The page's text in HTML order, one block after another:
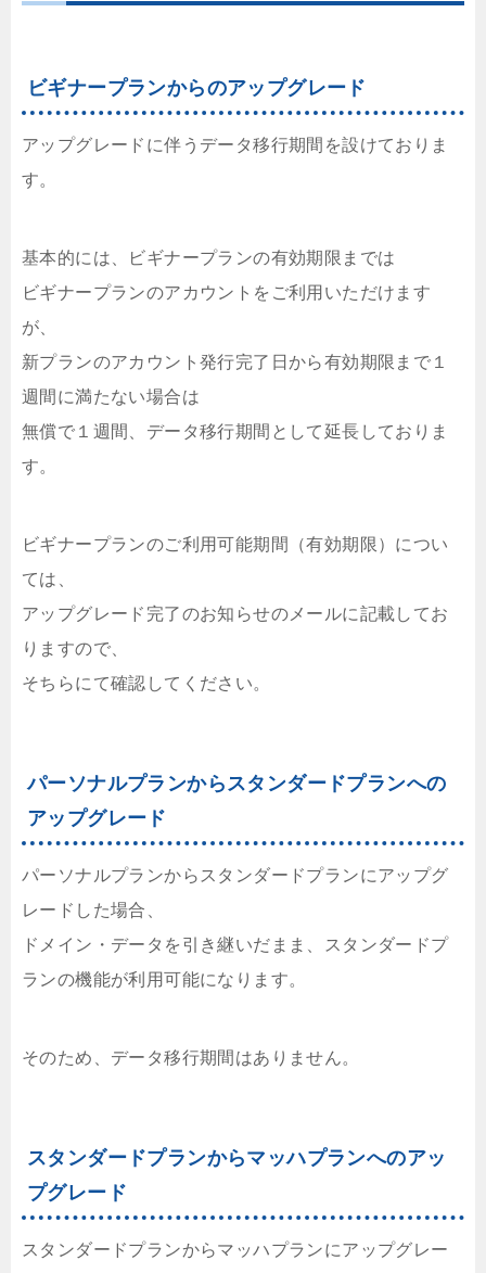
ビギナープランからのアップグレード
アップグレードに伴うデータ移行期間を設けておりま
す。
基本的には、ビギナープランの有効期限までは
ビギナープランのアカウントをご利用いただけます
が、
新プランのアカウント発行完了日から有効期限まで１
週間に満たない場合は
無償で１週間、データ移行期間として延長しておりま
す。
ビギナープランのご利用可能期間（有効期限）につい
ては、
アップグレード完了のお知らせのメールに記載してお
りますので、
そちらにて確認してください。
パーソナルプランからスタンダードプランへの
アップグレード
パーソナルプランからスタンダードプランにアップグ
レードした場合、
ドメイン・データを引き継いだまま、スタンダードプ
ランの機能が利用可能になります。
そのため、データ移行期間はありません。
スタンダードプランからマッハプランへのアッ
プグレード
スタンダードプランからマッハプランにアップグレー